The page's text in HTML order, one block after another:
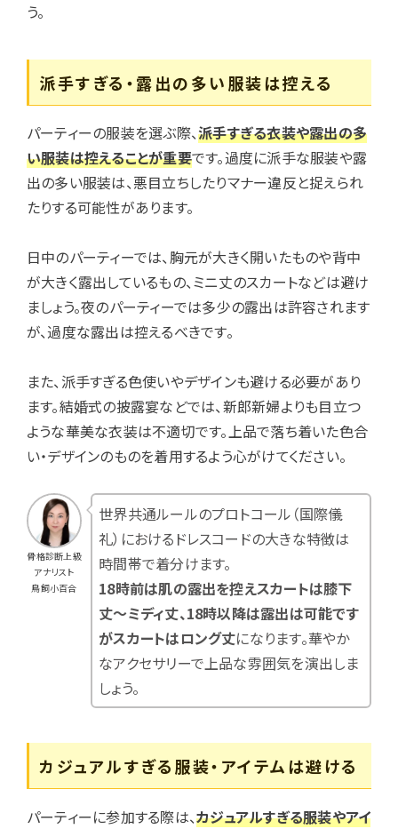
う。
派手すぎる・露出の多い服装は控える
パーティーの服装を選ぶ際、派手すぎる衣装や露出の多
い服装は控えることが重要です。過度に派手な服装や露
出の多い服装は、悪目立ちしたりマナー違反と捉えられ
たりする可能性があります。
日中のパーティーでは、胸元が大きく開いたものや背中
が大きく露出しているもの、ミニ丈のスカートなどは避け
ましょう。夜のパーティーでは多少の露出は許容されます
が、過度な露出は控えるべきです。
また、派手すぎる色使いやデザインも避ける必要があり
ます。結婚式の披露宴などでは、新郎新婦よりも目立つ
ような華美な衣装は不適切です。上品で落ち着いた色合
い・デザインのものを着用するよう心がけてください。
骨格診断上級
アナリスト
鳥飼小百合
世界共通ルールのプロトコール（国際儀
礼）におけるドレスコードの大きな特徴は
時間帯で着分けます。
18時前は肌の露出を控えスカートは膝下
丈～ミディ丈、18時以降は露出は可能です
がスカートはロング丈になります。華やか
なアクセサリーで上品な雰囲気を演出しま
しょう。
カジュアルすぎる服装・アイテムは避ける
パーティーに参加する際は、カジュアルすぎる服装やアイ